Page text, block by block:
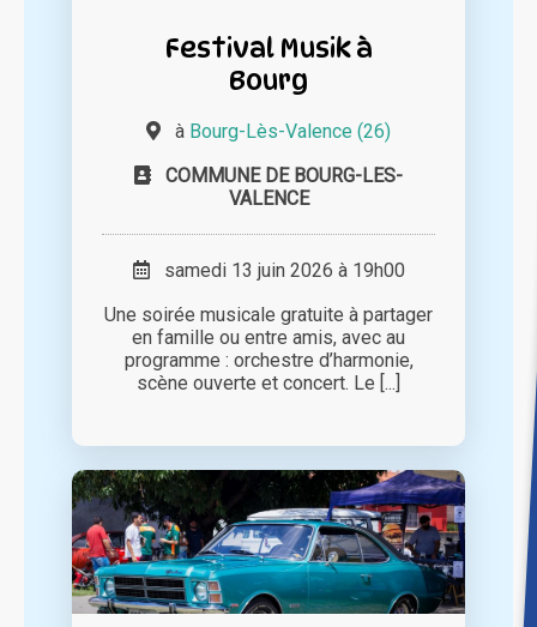
Festival Musik à
Bourg
à Bourg-Lès-Valence (26)
COMMUNE DE BOURG-LES-
VALENCE
samedi 13 juin 2026 à 19h00
Une soirée musicale gratuite à partager
en famille ou entre amis, avec au
programme : orchestre d’harmonie,
scène ouverte et concert. Le [...]